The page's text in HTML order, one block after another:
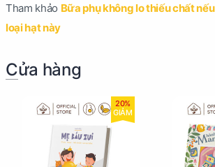
Tham khảo Bữa phụ không lo thiếu chất
loại hạt này
Cửa hàng
20%
GIẢM